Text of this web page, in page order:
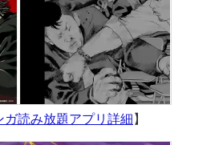
ガ読み放題アプリ詳細】